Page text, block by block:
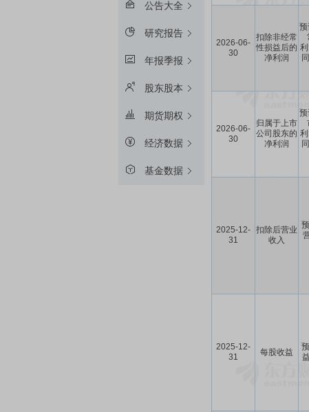
公告大全
研究报告
年报季报
股东股本
期货期权
经济数据
基金数据
2026-06-
30
扣除非经常
性损益后的
净利润
2026-06-
30
归属于上市
公司股东的
净利润
2025-12-
31
扣除后营业
收入
2025-12-
31
每股收益